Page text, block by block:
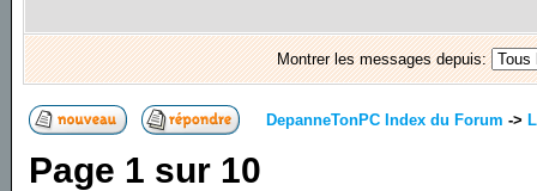
Montrer les messages depuis:
DepanneTonPC Index du Forum ->
Page 1 sur 10